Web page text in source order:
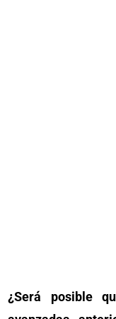
¿Será posible